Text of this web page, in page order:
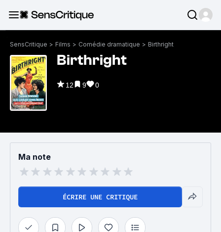
SensCritique > Films > Comédie dramatique > Birthright
Birthright
12 9 0
Ma note
ÉCRIRE UNE CRITIQUE